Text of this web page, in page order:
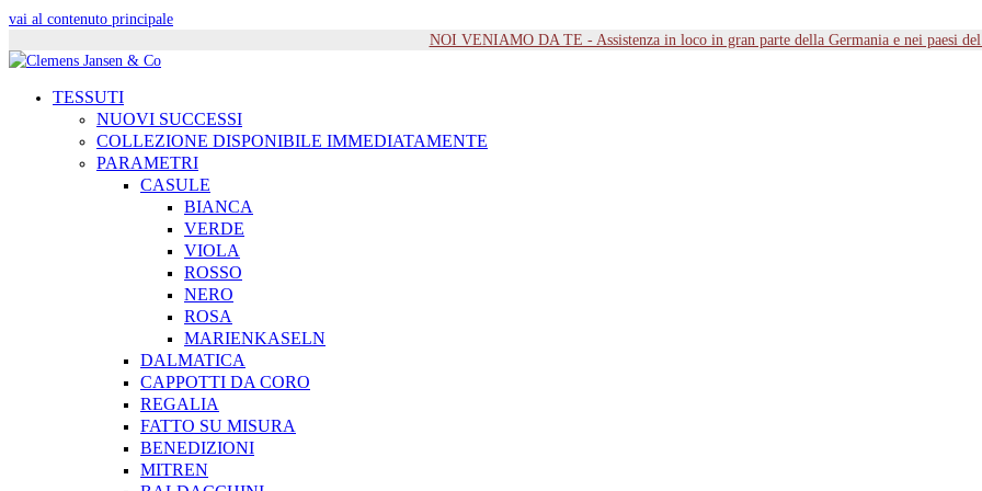
vai al contenuto principale
NOI VENIAMO DA TE - Assistenza in loco in gran parte della Germania e nei paesi
TESSUTI
NUOVI SUCCESSI
COLLEZIONE DISPONIBILE IMMEDIATAMENTE
PARAMETRI
CASULE
BIANCA
VERDE
VIOLA
ROSSO
NERO
ROSA
MARIENKASELN
DALMATICA
CAPPOTTI DA CORO
REGALIA
FATTO SU MISURA
BENEDIZIONI
MITREN